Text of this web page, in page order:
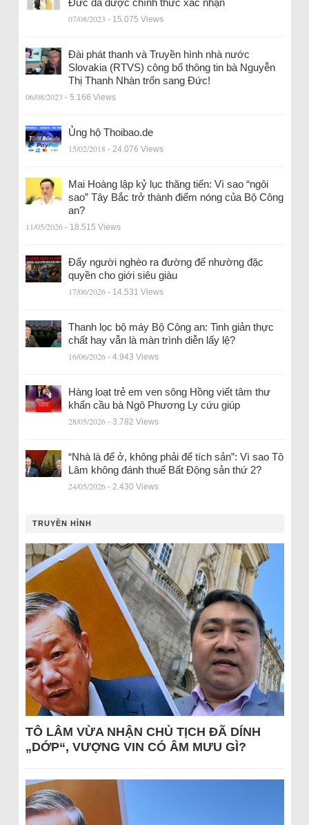
Đức đã được chính thức xác nhận
07/08/2023 - 15.075 Views
Đài phát thanh và Truyền hình nhà nước
Slovakia (RTVS) công bố thông tin bà Nguyễn
Thị Thanh Nhàn trốn sang Đức!
06/08/2023 - 5.166 Views
Ủng hộ Thoibao.de
15/02/2018 - 24.076 Views
Mai Hoàng lập kỷ lục thăng tiến: Vì sao “ngôi
sao” Tây Bắc trở thành điểm nóng của Bộ Công
an?
11/05/2026 - 18.515 Views
Đẩy người nghèo ra đường để nhường đặc
quyền cho giới siêu giàu
17/06/2026 - 14.531 Views
Thanh lọc bộ máy Bộ Công an: Tinh giản thực
chất hay vẫn là màn trình diễn lấy lệ?
16/06/2026 - 4.943 Views
Hàng loạt trẻ em ven sông Hồng viết tâm thư
khẩn cầu bà Ngô Phương Ly cứu giúp
28/05/2026 - 3.782 Views
“Nhà là để ở, không phải để tích sản”: Vì sao Tô
Lâm không đánh thuế Bất Động sản thứ 2?
24/05/2026 - 2.430 Views
TRUYỀN HÌNH
TÔ LÂM VỪA NHẬN CHỦ TỊCH ĐÃ DÍNH
„DỚP“, VƯỢNG VIN CÓ ÂM MƯU GÌ?